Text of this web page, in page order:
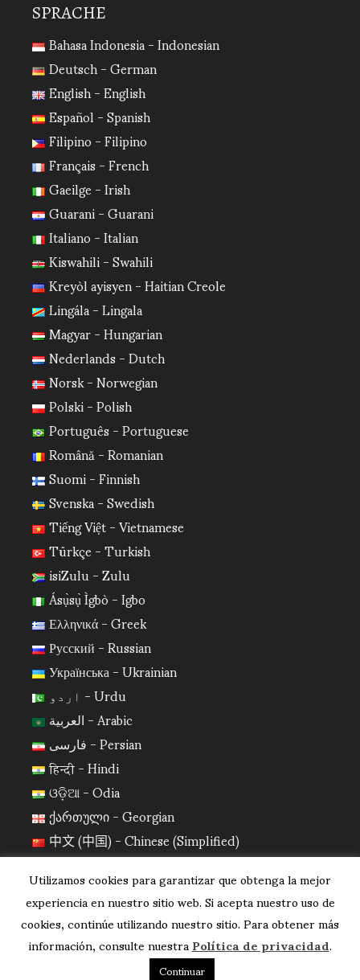
SPRACHE
Bahasa Indonesia - Indonesian
Deutsch - German
English - English
Español - Spanish
Filipino - Filipino
Français - French
Gaeilge - Irish
Guarani - Guarani
Italiano - Italian
Kiswahili - Swahili
Kreyòl ayisyen - Haitian Creole
Lingála - Lingala
Magyar - Hungarian
Nederlands - Dutch
Norsk - Norwegian
Polski - Polish
Português - Portuguese
Română - Romanian
Suomi - Finnish
Svenska - Swedish
Tiếng Việt - Vietnamese
Türkçe - Turkish
isiZulu - Zulu
Ásụ̀sụ̀ Ìgbò - Igbo
Ελληνικά - Greek
Русский - Russian
Українська - Ukrainian
اردو - Urdu
العربية - Arabic
فارسی - Persian
हिन्दी - Hindi
ଓଡ଼ିଆ - Odia
ქართული - Georgian
中文 (中国) - Chinese (Simplified)
日本語 - Japanese
한국어 - Korean
Utilizamos cookies para garantizar que obtenga la mejor
experiencia en nuestro sitio web. Si acepta nuestro uso de
cookies, continúe utilizando nuestro sitio. Para obtener más
información, consulte nuestraPolítica de privacidad.
Continuar